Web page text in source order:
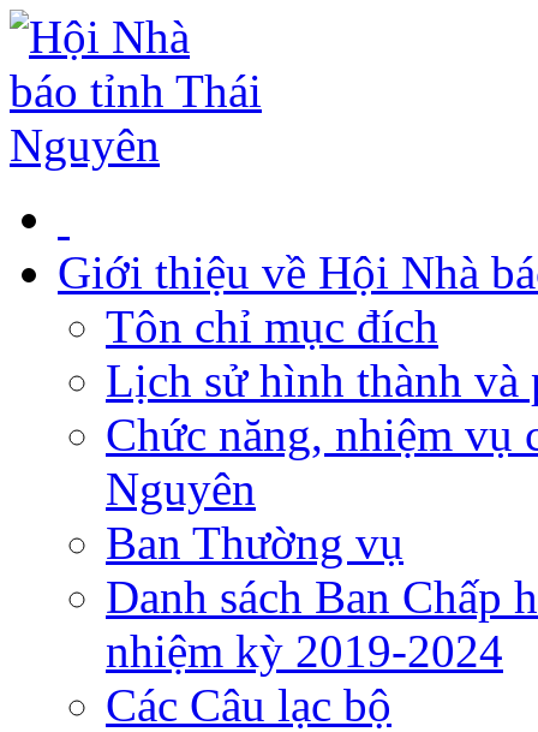
Giới thiệu về Hội Nhà
Tôn chỉ mục đích
Lịch sử hình thành và
Chức năng, nhiệm vụ
Nguyên
Ban Thường vụ
Danh sách Ban Chấp
nhiệm kỳ 2019-2024
Các Câu lạc bộ